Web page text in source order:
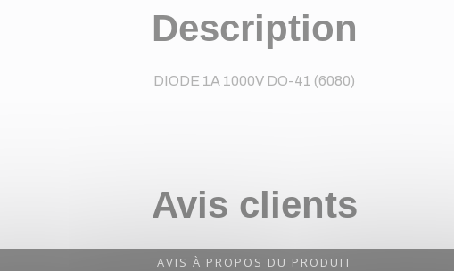
Description
DIODE 1A 1000V DO-41 (6080)
Avis clients
AVIS À PROPOS DU PRODUIT